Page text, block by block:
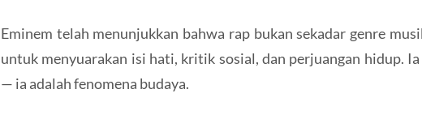
Eminem telah menunjukkan bahwa rap bukan sekadar genre
untuk menyuarakan isi hati, kritik sosial, dan perjuangan hidup.
— ia adalah fenomena budaya.